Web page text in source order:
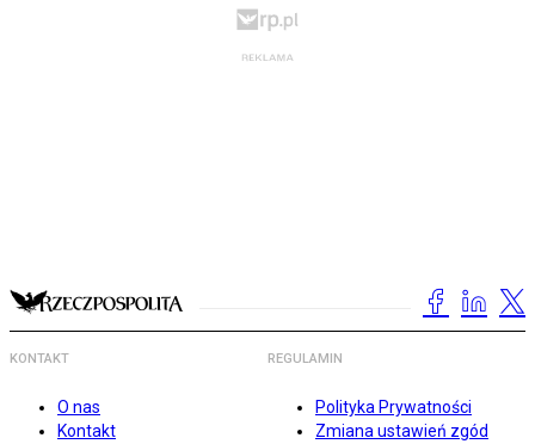
KONTAKT
O nas
Kontakt
REGULAMIN
Polityka Prywatności
Zmiana ustawień zgód